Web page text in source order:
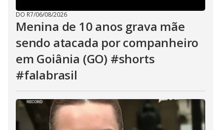
DO R7/06/08/2026
Menina de 10 anos grava mãe
sendo atacada por companheiro
em Goiânia (GO) #shorts
#falabrasil